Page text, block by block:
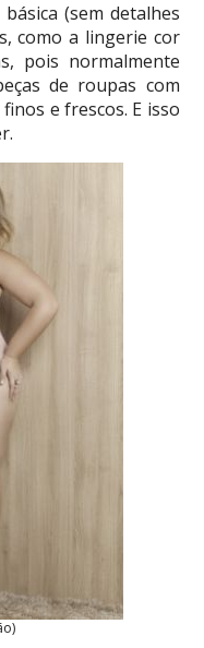
(sem detalhes
como a lingerie cor
pois normalmente
de roupas com
e frescos. E isso